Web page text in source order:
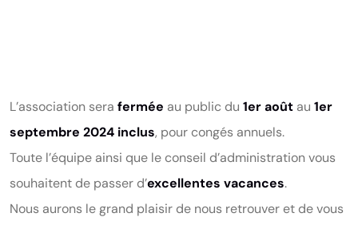
L’association sera fermée au public du 1er août au 1er
septembre 2024 inclus, pour congés annuels.
Toute l’équipe ainsi que le conseil d’administration vous
souhaitent de passer d’excellentes vacances.
Nous aurons le grand plaisir de nous retrouver et de vous